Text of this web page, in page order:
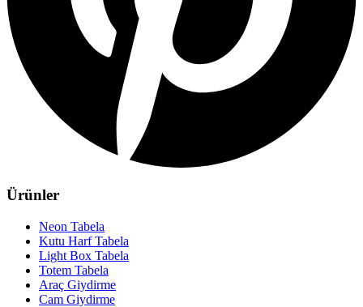
Ürünler
Neon Tabela
Kutu Harf Tabela
Light Box Tabela
Totem Tabela
Araç Giydirme
Cam Giydirme